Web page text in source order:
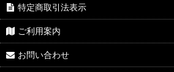
特定商取引法表示
ご利用案内
お問い合わせ